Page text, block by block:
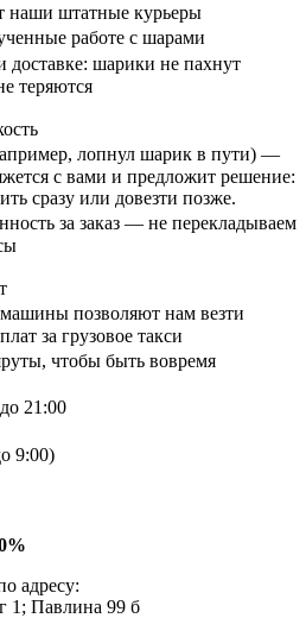
наши штатные курьеры
работе с шарами
доставке: шарики не пахнут
теряются
лопнул шарик в пути) —
с вами и предложит решение:
сразу или довезти позже.
за заказ — не перекладываем
позволяют нам везти
за грузовое такси
чтобы быть вовремя
21:00
9:00)
адресу:
1; Павлина 99 б